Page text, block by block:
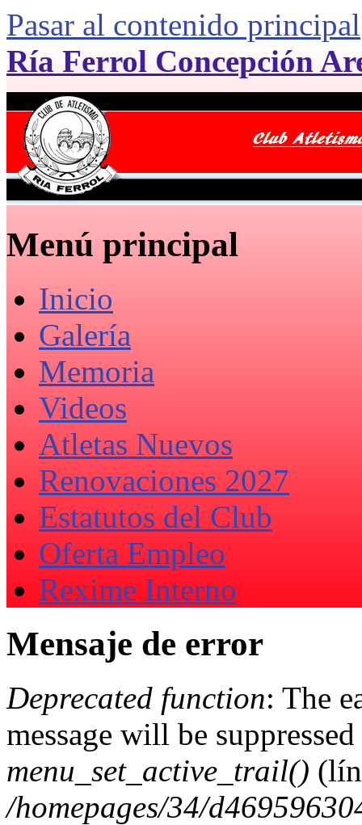
Pasar al contenido principal
Ría Ferrol Concepción
Menú principal
Inicio
Galería
Memoria
Videos
Atletas Nuevos
Renovaciones 2027
Estatutos del Club
Oferta Empleo
Rexime Interno
Mensaje de error
Deprecated function: The
message will be
menu_set_active_trail()
/homepages/34/